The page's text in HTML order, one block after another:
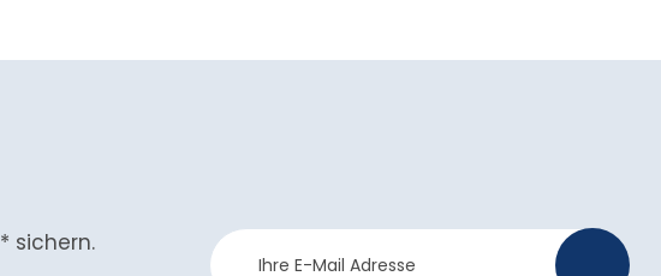
* sichern.
Newsletter
Anmeldung